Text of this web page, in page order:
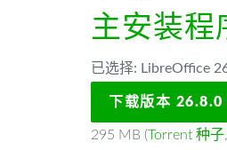
主安装程
已选择: LibreOffice
下载版本 26.8.0
295 MB (Torrent 种子,